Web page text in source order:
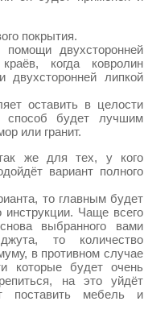
покрытия.
двухсторонней
когда ковролин
двухсторонней липкой
оставить в целости
способ будет лучшим
или гранит.
же для тех, у кого
вариант полного
то главным будет
Чаще всего
выбранного вами
то количество
в противном случае
которые будет очень
на это уйдёт
поставить мебель и